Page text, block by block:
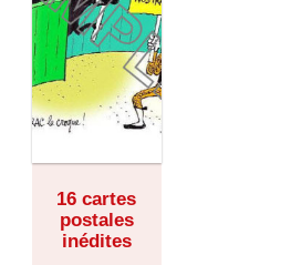
16 cartes
postales
inédites